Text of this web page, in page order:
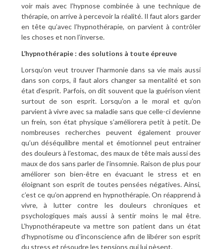
voir mais avec l’hypnose combinée à une technique de
thérapie, on arrive à percevoir la réalité. Il faut alors garder
en tête qu’avec l’hypnothérapie, on parvient à contrôler
les choses et non l’inverse.
L’hypnothérapie : des solutions à toute épreuve
Lorsqu’on veut trouver l’harmonie dans sa vie mais aussi
dans son corps, il faut alors changer sa mentalité et son
état d’esprit. Parfois, on dit souvent que la guérison vient
surtout de son esprit. Lorsqu’on a le moral et qu’on
parvient à vivre avec sa maladie sans que celle-ci devienne
un frein, son état physique s’améliorera petit à petit. De
nombreuses recherches peuvent également prouver
qu’un déséquilibre mental et émotionnel peut entrainer
des douleurs à l’estomac, des maux de tête mais aussi des
maux de dos sans parler de l’insomnie. Raison de plus pour
améliorer son bien-être en évacuant le stress et en
éloignant son esprit de toutes pensées négatives. Ainsi,
c’est ce qu’on apprend en hypnothérapie. On réapprend à
vivre, à lutter contre les douleurs chroniques et
psychologiques mais aussi à sentir moins le mal être.
L’hypnothérapeute va mettre son patient dans un état
d’hypnotisme ou d’inconscience afin de libérer son esprit
du stress et résoudre les tensions qui lui pèsent.